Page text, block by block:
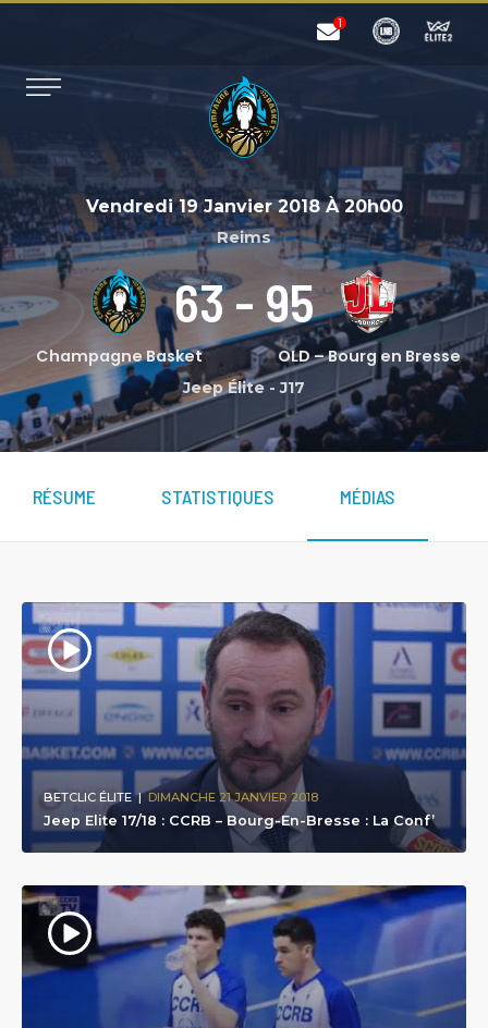
Vendredi 19 Janvier 2018À 20h00
Reims
Champagne Basket
63- 95
OLD – Bourg en Bresse
Jeep Élite-J17
RÉSUME STATISTIQUES MÉDIAS
BETCLIC ÉLITE|DIMANCHE 21 JANVIER 2018
Jeep Elite 17/18 : CCRB – Bourg-En-Bresse : La Conf’